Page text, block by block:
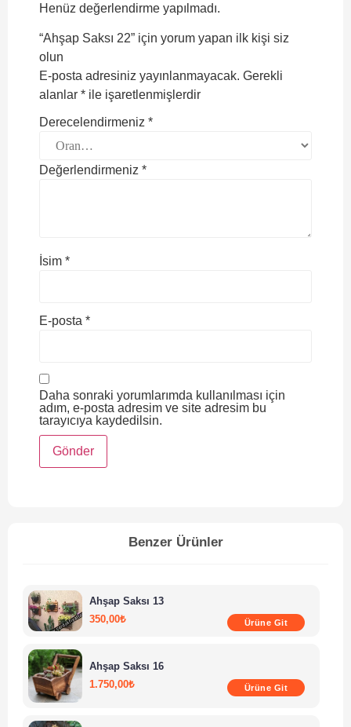
Henüz değerlendirme yapılmadı.
“Ahşap Saksı 22” için yorum yapan ilk kişi siz
olun
E-posta adresiniz yayınlanmayacak. Gerekli
alanlar * ile işaretlenmişlerdir
Derecelendirmeniz *
Değerlendirmeniz *
İsim *
E-posta *
Daha sonraki yorumlarımda kullanılması için
adım, e-posta adresim ve site adresim bu
tarayıcıya kaydedilsin.
Benzer Ürünler
Ahşap Saksı 13
350,00₺ Ürüne Git
Ahşap Saksı 16
1.750,00₺ Ürüne Git